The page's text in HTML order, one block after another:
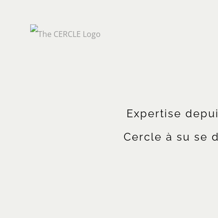
Expertise
Cercle à su se